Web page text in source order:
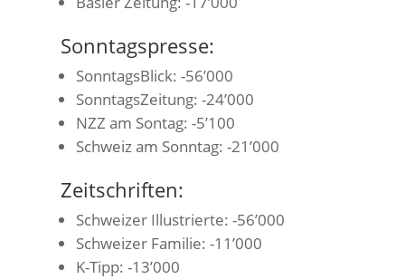
Sonntagspresse:
SonntagsBlick: -56’000
SonntagsZeitung: -24’000
NZZ am Sontag: -5’100
Schweiz am Sonntag: -21’000
Zeitschriften:
Schweizer Illustrierte: -56’000
Schweizer Familie: -11’000
K-Tipp: -13’000